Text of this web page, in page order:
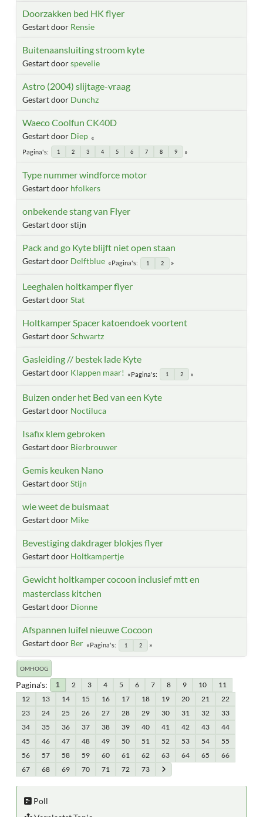
Doorzakken bed HK flyer
Gestart door Rensie
Buitenaansluiting stroom kyte
Gestart doorspevelie
Astro (2004) slijtage-vraag
Gestart door Dunchz
Waeco Coolfun CK40D
Gestart door Diep
Pagina's 1 2 3 4 5 6 7 8 9
Type nummer windforce motor
Gestart door hfolkers
onbekende stang van Flyer
Gestart door stijn
Pack and go Kyte blijft niet open staan
Gestart door Delftblue Pagina's 1 2
Leeghalen holtkamper flyer
Gestart doorStat
Holtkamper Spacer katoendoek voortent
Gestart doorSchwartz
Gasleiding // bestek lade Kyte
Gestart door Klappen maar! Pagina's 1 2
Buizen onder het Bed van een Kyte
Gestart door Noctiluca
Isafix klem gebroken
Gestart door Bierbrouwer
Gemis keuken Nano
Gestart doorStijn
wie weet de buismaat
Gestart door Mike
Bevestiging dakdrager blokjes flyer
Gestart door Holtkampertje
Gewicht holtkamper cocoon inclusief mtt en
masterclass kitchen
Gestart door Dionne
Afspannen luifel nieuwe Cocoon
Gestart door Ber Pagina's 1 2
OMHOOG
Pagina's 1 2 3 4 5 6 7 8 9 10
11
12
13 14 15 16 17 18 19 20 21
22
23
24 25 26 27 28 29 30 31 32
33
34
35 36 37 38 39 40 41 42 43
44
45
46 47 48 49 50 51 52 53 54
55
56
57 58 59 60 61 62 63 64 65
66
67
68 69 70 71 72 73
Poll